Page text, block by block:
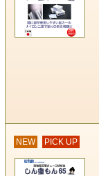
NEW PICK UP